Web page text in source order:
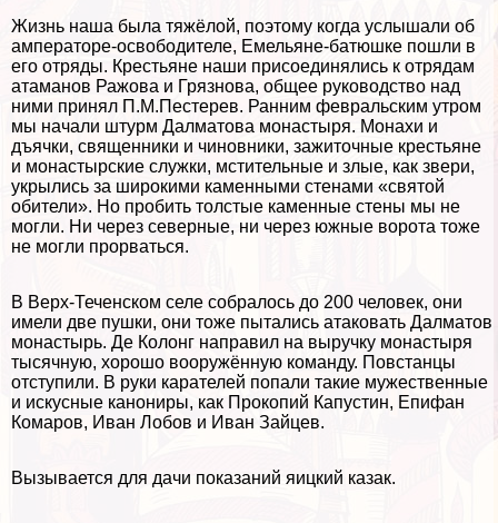
Жизнь наша была тяжёлой, поэтому когда услышали об
амператоре-освободителе, Емельяне-батюшке пошли в
его отряды. Крестьяне наши присоединялись к отрядам
атаманов Ражова и Грязнова, общее руководство над
ними принял П.М.Пестерев. Ранним февральским утром
мы начали штурм Далматова монастыря. Монахи и
дъячки, священники и чиновники, зажиточные крестьяне
и монастырские служки, мстительные и злые, как звери,
укрылись за широкими каменными стенами «святой
обители». Но пробить толстые каменные стены мы не
могли. Ни через северные, ни через южные ворота тоже
не могли прорваться.
В Верх-Теченском селе собралось до 200 человек, они
имели две пушки, они тоже пытались атаковать Далматов
монастырь. Де Колонг направил на выручку монастыря
тысячную, хорошо вооружённую комaнду. Повстанцы
отступили. В руки карателей попали такие мужественные
и искусные канониры, как Прокопий Капустин, Епифан
Комаров, Иван Лобов и Иван Зайцев.
Вызывается для дачи показаний яицкий казак.